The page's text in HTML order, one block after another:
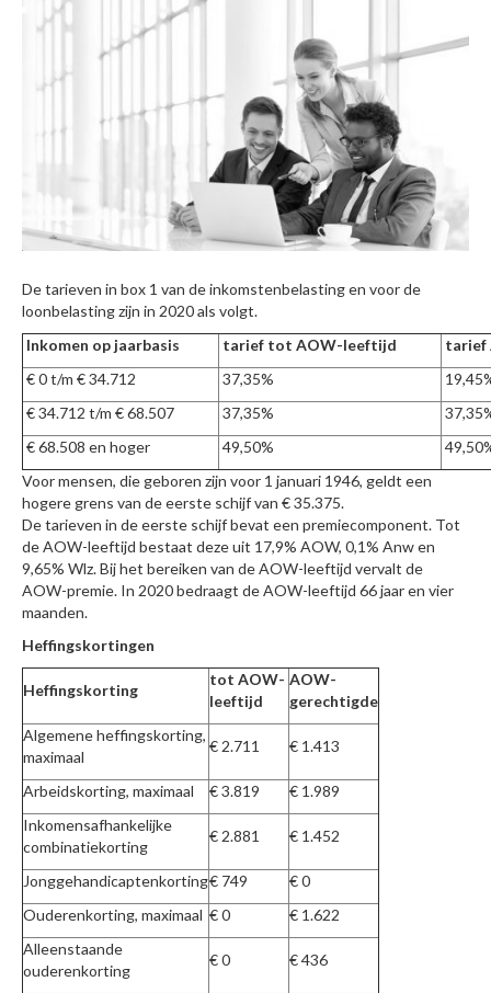
De tarieven in box 1 van de inkomstenbelasting en voor de
loonbelasting zijn in 2020 als volgt.
Inkomen op jaarbasis
tarief tot AOW-leeftijd
tarief
€ 0 t/m € 34.712
37,35%
€ 34.712 t/m € 68.507
37,35%
€ 68.508 en hoger
49,50%
Voor mensen, die geboren zijn voor 1 januari 1946, geldt een
hogere grens van de eerste schijf van € 35.375.
De tarieven in de eerste schijf bevat een premiecomponent. Tot
de AOW-leeftijd bestaat deze uit 17,9% AOW, 0,1% Anw en
9,65% Wlz. Bij het bereiken van de AOW-leeftijd vervalt de
AOW-premie. In 2020 bedraagt de AOW-leeftijd 66 jaar en vier
maanden.
Heffingskortingen
Heffingskorting
tot AOW-
leeftijd
AOW-
gerechtigde
Algemene heffingskorting,
maximaal
€ 2.711 € 1.413
Arbeidskorting, maximaal € 3.819
€ 1.989
Inkomensafhankelijke
combinatiekorting
€ 2.881 € 1.452
Jonggehandicaptenkorting€ 749
€ 0
Ouderenkorting, maximaal € 0
€ 1.622
Alleenstaande
ouderenkorting
€ 0 € 436